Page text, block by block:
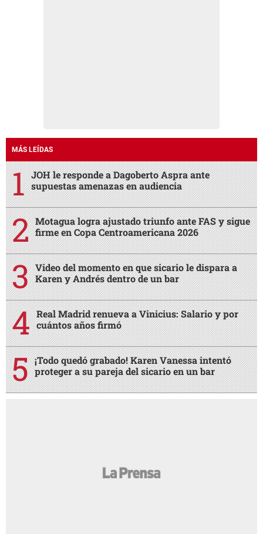
MÁS LEÍDAS
JOH le responde a Dagoberto Aspra ante
supuestas amenazas en audiencia
Motagua logra ajustado triunfo ante FAS y sigue
firme en Copa Centroamericana 2026
Video del momento en que sicario le dispara a
Karen y Andrés dentro de un bar
Real Madrid renueva a Vinicius: Salario y por
cuántos años firmó
¡Todo quedó grabado! Karen Vanessa intentó
proteger a su pareja del sicario en un bar